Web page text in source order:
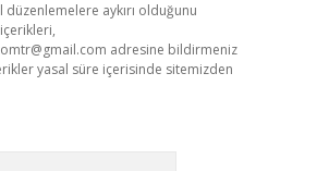
düzenlemelere aykırı olduğunu
adresine bildirmeniz
yasal süre içerisinde sitemizden